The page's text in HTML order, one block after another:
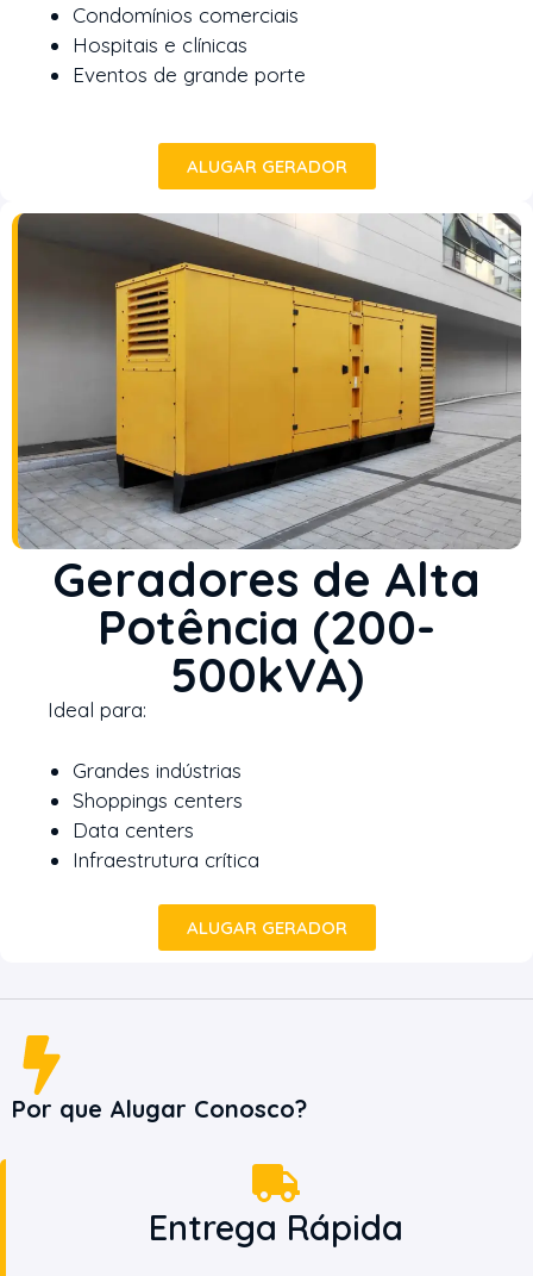
Condomínios comerciais
Hospitais e clínicas
Eventos de grande porte
ALUGAR GERADOR
Geradores de Alta
Potência (200-
500kVA)
Ideal para:
Grandes indústrias
Shoppings centers
Data centers
Infraestrutura crítica
ALUGAR GERADOR
Por que Alugar Conosco?
Entrega Rápida